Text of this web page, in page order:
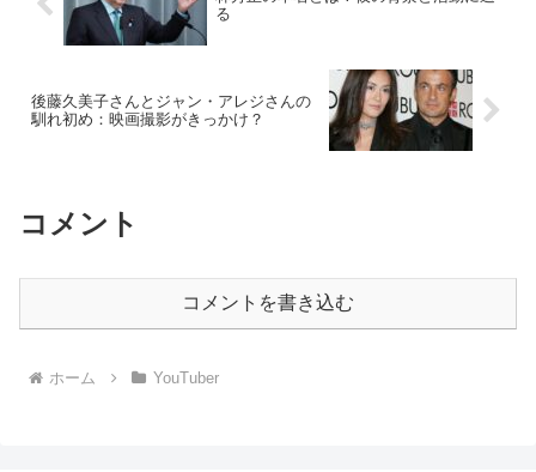
る
後藤久美子さんとジャン・アレジさんの
馴れ初め：映画撮影がきっかけ？
コメント
コメントを書き込む
ホーム YouTuber